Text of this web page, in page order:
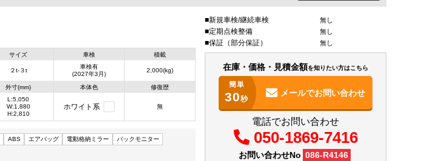
サイズ
２t-３t
車検
車検有
(2027年3月)
積載
2,000(kg)
外寸(mm)
L:5,050
W:1,880
H:2,810
本体色
ホワイト系
修復歴
無
ABS エアバッグ 電動格納ミラー バックモニター
新規車検/継続車検 無し
定期点検整備 無し
保証（部分保証） 無し
在庫・価格・見積金額を知りたい方はこちら
簡単
30秒
メールでお問い合わせ
電話でお問い合わせ
050-1869-7416
お問い合わせNo 086-R4146